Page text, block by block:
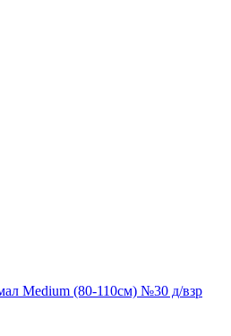
Medium (80-110см) №30 д/взр